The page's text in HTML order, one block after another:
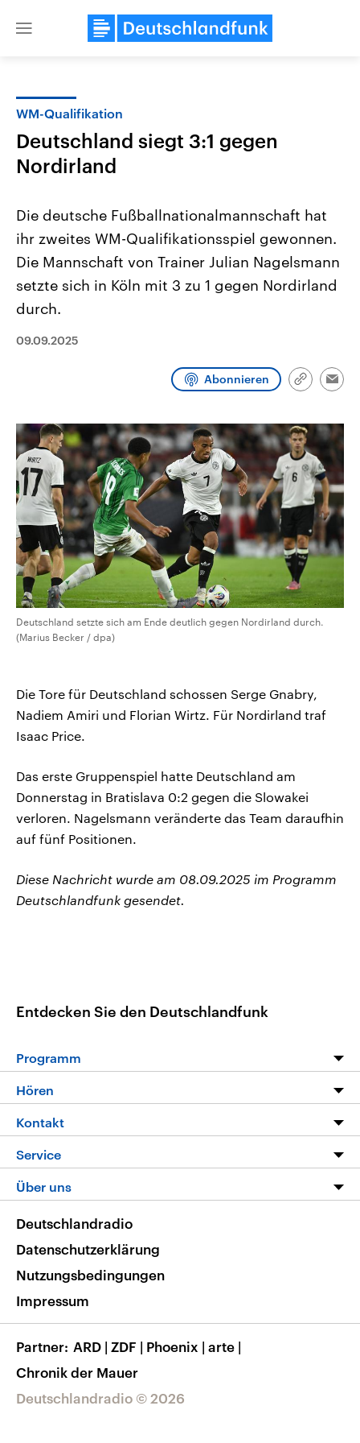
Close
Landtagswahl Sachsen-Anhalt
2026
Alle Informationen
Landtag. Seit 2021 wird das
und Kandidaten der anstehenden
Wahl.
USA
Aktuelle Beiträge,
aktuelle Weltgeschehen.
Audio-Archiv
WM-Qualifikation
Deutschland siegt 3:1 gegen
Nordirland
Die deutsche Fußballnationalmannschaft hat
ihr zweites WM-Qualifikationsspiel gewonnen.
Die Mannschaft von Trainer Julian Nagelsmann
setzte sich in Köln mit 3 zu 1 gegen Nordirland
durch.
09.09.2025
Abonnieren
Link
Deutschland setzte sich am Ende deutlich gegen Nordirland durch.
(Marius Becker / dpa)
Die Tore für Deutschland schossen Serge Gnabry,
Nadiem Amiri und Florian Wirtz. Für Nordirland traf
Isaac Price.
Das erste Gruppenspiel hatte Deutschland am
Donnerstag in Bratislava 0:2 gegen die Slowakei
verloren. Nagelsmann veränderte das Team daraufhin
auf fünf Positionen.
Diese Nachricht wurde am 08.09.2025 im Programm
Deutschlandfunk gesendet.
Entdecken Sie den Deutschlandfunk
Programm
Programm
Die Nachrichten
Nachrichtenleicht
Neue Beiträge auf dlf.de
Hören
Livestream
Podcasts
Deutschlandfunk App
Nachrichten App
Frequenzen
Kontakt
Hörerservice
Service
FAQ
Veranstaltungen
Musikliste
RSS
Über uns
Barrierefreiheit
Deutschlandradio © 2026
Deutschlandradio
Datenschutzerklärung
Nutzungsbedingungen
Impressum
Partner ARD | ZDF | Phoenix | arte |
Chronik der Mauer